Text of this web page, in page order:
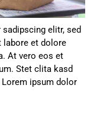
elitr, sed
labore et dolore
At vero eos et
Stet clita kasd
ipsum dolor